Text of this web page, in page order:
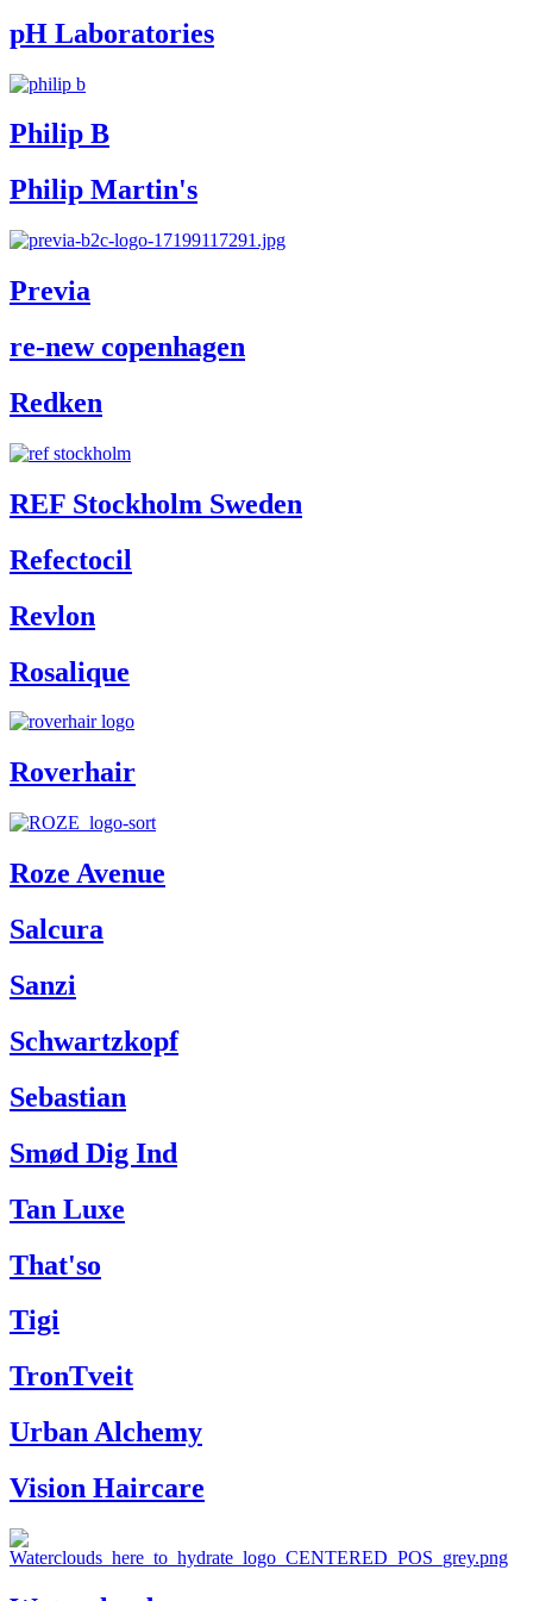
pH Laboratories
Philip B
Philip Martin's
Previa
re-new copenhagen
Redken
REF Stockholm Sweden
Refectocil
Revlon
Rosalique
Roverhair
Roze Avenue
Salcura
Sanzi
Schwartzkopf
Sebastian
Smød Dig Ind
Tan Luxe
That'so
Tigi
TronTveit
Urban Alchemy
Vision Haircare